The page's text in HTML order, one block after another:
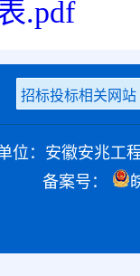
.pdf
位：安徽安兆工
备案号：